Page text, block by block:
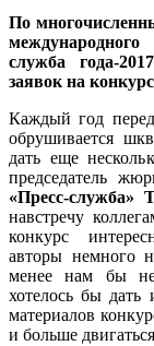
По
служба года-
заявок на
Каждый год
обрушивается
дать еще
председатель
«Пресс-служба»
навстречу
конкурс
авторы немного
менее нам бы
хотелось бы дать
материалов
и больше